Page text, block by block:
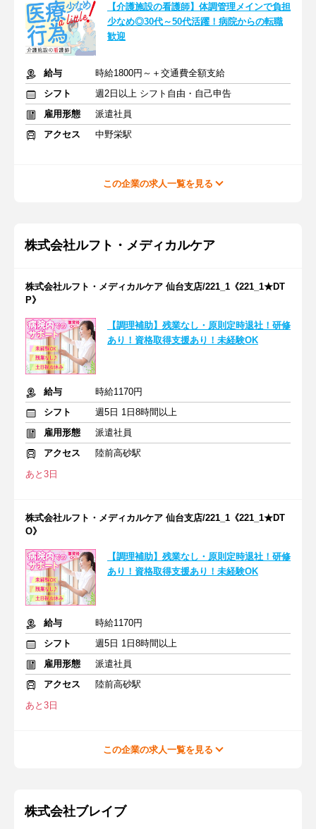
【介護施設の看護師】体調管理メインで負担
少なめ◎30代～50代活躍！病院からの転職
歓迎
給与
時給1800円～＋交通費全額支給
シフト
週2日以上 シフト自由・自己申告
雇用形態
派遣社員
アクセス
中野栄駅
この企業の求人一覧を見る
株式会社ルフト・メディカルケア
株式会社ルフト・メディカルケア 仙台支店/221_1《221_1★DT
P》
【調理補助】残業なし・原則定時退社！研修
あり！資格取得支援あり！未経験OK
給与
時給1170円
シフト
週5日 1日8時間以上
雇用形態
派遣社員
アクセス
陸前高砂駅
あと3日
株式会社ルフト・メディカルケア 仙台支店/221_1《221_1★DT
O》
【調理補助】残業なし・原則定時退社！研修
あり！資格取得支援あり！未経験OK
給与
時給1170円
シフト
週5日 1日8時間以上
雇用形態
派遣社員
アクセス
陸前高砂駅
あと3日
この企業の求人一覧を見る
株式会社ブレイブ